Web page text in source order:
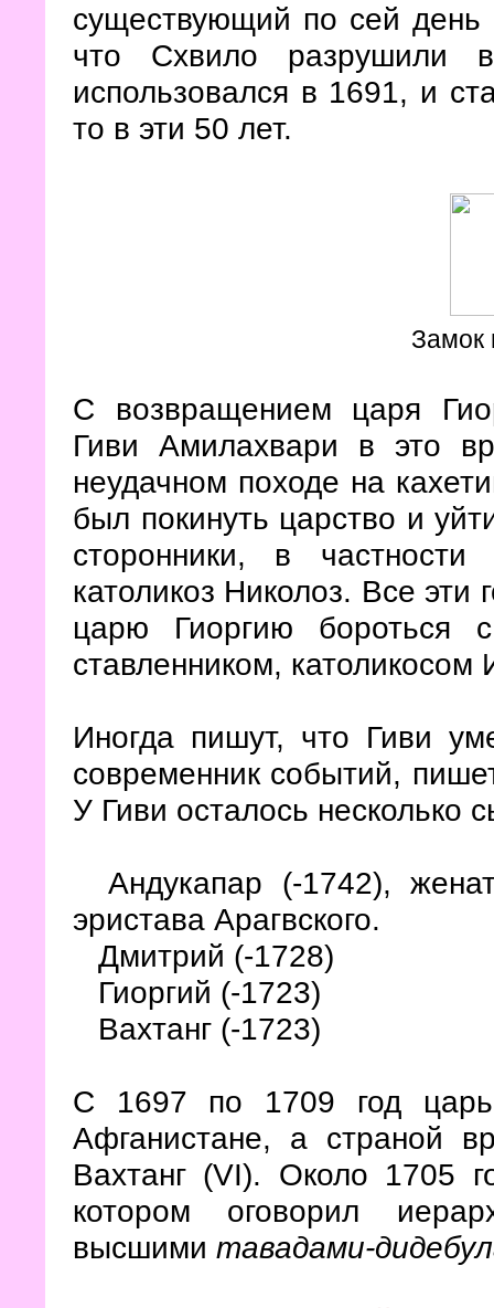
существующий по сей день
что Схвило разрушили
использовался в 1691, и
то в эти 50 лет.
Замок
С возвращением царя
Гиви Амилахвари в это
неудачном походе на
был покинуть царство и
сторонники, в
католикоз Николоз. Все
царю Гиоргию бороться
ставленником, католикосом
Иногда пишут, что Гиви
современник событий,
У Гиви осталось несколько
Андукапар (-1742),
эристава Арагвского.
Дмитрий (-1728)
Гиоргий (-1723)
Вахтанг (-1723)
С 1697 по 1709 год
Афганистане, а страной
Вахтанг (VI). Около 1705
котором оговорил
высшими тавадами-